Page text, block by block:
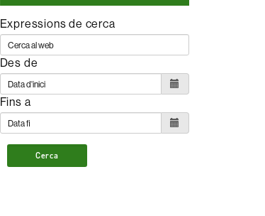
Expressions de cerca
Des de
Fins a
Cerca